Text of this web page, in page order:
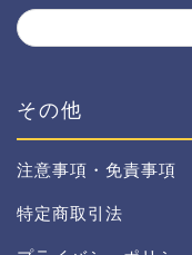
その他
注意事項・免責事項
特定商取引法